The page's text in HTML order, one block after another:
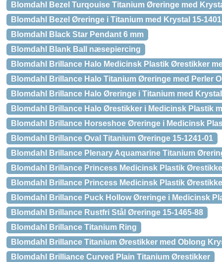
Blomdahl Bezel Turqouise Titanium Øreringe med
Blomdahl Bezel Øreringe i Titanium med Krystal 15-
Blomdahl Black Star Pendant 6 mm
Blomdahl Blank Ball næsepiercing
Blomdahl Brillance Halo Medicinsk Plastik Ørestikker
Blomdahl Brillance Halo Titanium Øreringe med Perler
Blomdahl Brillance Halo Øreringe i Titanium med Krystal
Blomdahl Brillance Halo Ørestikker i Medicinsk Plastik
Blomdahl Brillance Horseshoe Øreringe i Medicinsk
Blomdahl Brillance Oval Titanium Øreringe 15-1241-01
Blomdahl Brillance Plenary Aquamarine Titanium
Blomdahl Brillance Princess Medicinsk Plastik
Blomdahl Brillance Princess Medicinsk Plastik
Blomdahl Brillance Puck Hollow Øreringe i Medicinsk
Blomdahl Brillance Rustfri Stål Øreringe 15-1465-88
Blomdahl Brillance Titanium Ring
Blomdahl Brillance Titanium Ørestikker med Oblong
Blomdahl Brilliance Curved Plain Titanium Ørestikker